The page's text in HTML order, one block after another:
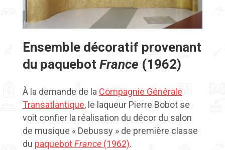
Ensemble décoratif provenant
du paquebot France (1962)
À la demande de la Compagnie Générale
Transatlantique, le laqueur Pierre Bobot se
voit confier la réalisation du décor du salon
de musique « Debussy » de première classe
du paquebotFrance (1962).